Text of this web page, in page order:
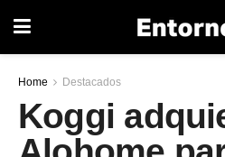
Home Destacados
Koggi